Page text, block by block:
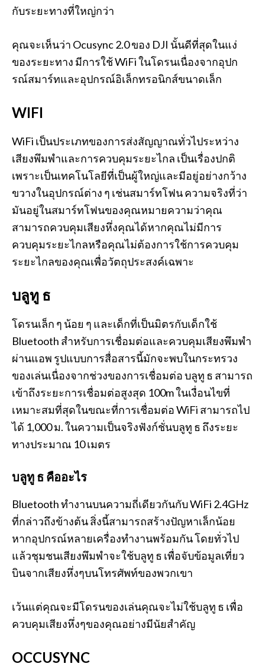
กับระยะทางที่ใหญ่กว่า
คุณจะเห็นว่า Ocusync 2.0 ของ DJI นั้นดีที่สุดในแง่
ของระยะทาง มีการใช้ WiFi ในโดรนเนื่องจากอุปก
รณ์สมาร์ทและอุปกรณ์อิเล็กทรอนิกส์ขนาดเล็ก
WIFI
WiFi เป็นประเภทของการส่งสัญญาณทั่วไประหว่าง
เสียงพึมพำและการควบคุมระยะไกล เป็นเรื่องปกติ
เพราะเป็นเทคโนโลยีที่เป็นผู้ใหญ่และมีอยู่อย่างกว้าง
ขวางในอุปกรณ์ต่าง ๆ เช่นสมาร์ทโฟน ความจริงที่ว่า
มันอยู่ในสมาร์ทโฟนของคุณหมายความว่าคุณ
สามารถควบคุมเสียงหึ่งคุณได้หากคุณไม่มีการ
ควบคุมระยะไกลหรือคุณไม่ต้องการใช้การควบคุม
ระยะไกลของคุณเพื่อวัตถุประสงค์เฉพาะ
บลูทู ธ
โดรนเล็ก ๆ น้อย ๆ และเด็กที่เป็นมิตรกับเด็กใช้
Bluetooth สำหรับการเชื่อมต่อและควบคุมเสียงพึมพำ
ผ่านแอพ รูปแบบการสื่อสารนี้มักจะพบในกระทรวง
ของเล่นเนื่องจากช่วงของการเชื่อมต่อ บลูทู ธ สามารถ
เข้าถึงระยะการเชื่อมต่อสูงสุด 100m ในเงื่อนไขที่
เหมาะสมที่สุดในขณะที่การเชื่อมต่อ WiFi สามารถไป
ได้ 1,000 ม. ในความเป็นจริงฟังก์ชั่นบลูทู ธ ถึงระยะ
ทางประมาณ 10 เมตร
บลูทู ธ คืออะไร
Bluetooth ทำงานบนความถี่เดียวกันกับ WiFi 2.4GHz
ที่กล่าวถึงข้างต้น สิ่งนี้สามารถสร้างปัญหาเล็กน้อย
หากอุปกรณ์หลายเครื่องทำงานพร้อมกัน โดยทั่วไป
แล้วชุมชนเสียงพึมพำจะใช้บลูทู ธ เพื่อจับข้อมูลเที่ยว
บินจากเสียงหึ่งๆบนโทรศัพท์ของพวกเขา
เว้นแต่คุณจะมีโดรนของเล่นคุณจะไม่ใช้บลูทู ธ เพื่อ
ควบคุมเสียงหึ่งๆของคุณอย่างมีนัยสำคัญ
OCCUSYNC